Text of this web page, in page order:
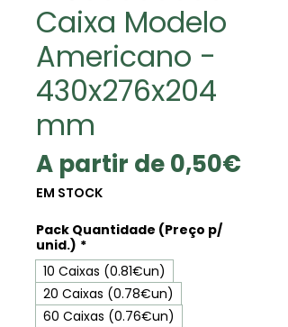
Caixa Modelo
Americano -
430x276x204
mm
A partir de0,50€
EM STOCK
Pack Quantidade (Preço p/
unid.) *
10 Caixas (0.81€un)
20 Caixas (0.78€un)
60 Caixas (0.76€un)